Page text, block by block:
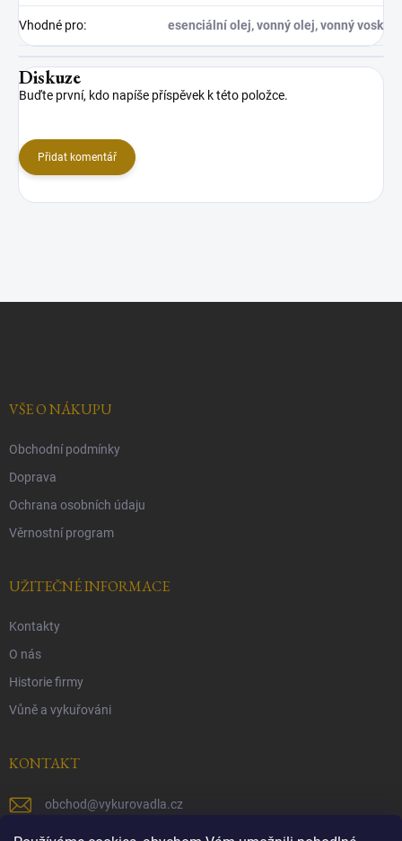
Vhodné pro: esenciální olej, vonný olej, vonný vosk
Diskuze
Buďte první, kdo napíše příspěvek k této položce.
Přidat komentář
VŠE O NÁKUPU
Obchodní podmínky
Doprava
Ochrana osobních údaju
Věrnostní program
UŽITEČNÉ INFORMACE
Kontakty
O nás
Historie firmy
Vůně a vykuřováni
KONTAKT
obchod@vykurovadla.cz